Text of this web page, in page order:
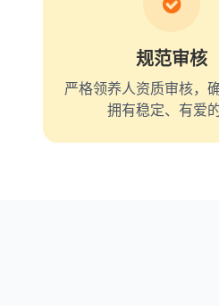
规范审核
严格领养人资质审核，
拥有稳定、有爱